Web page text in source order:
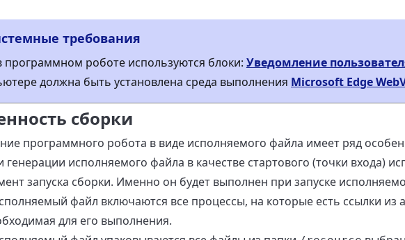
требования
программном роботе используются блоки: Уведомление
должна быть установлена среда выполнения Microsoft Edge
сборки
программного робота в виде исполняемого файла имеет ряд
генерации исполняемого файла в качестве стартового (точки входа)
запуска сборки. Именно он будет выполнен при запуске
файл включаются все процессы, на которые есть ссылки из
для его выполнения.